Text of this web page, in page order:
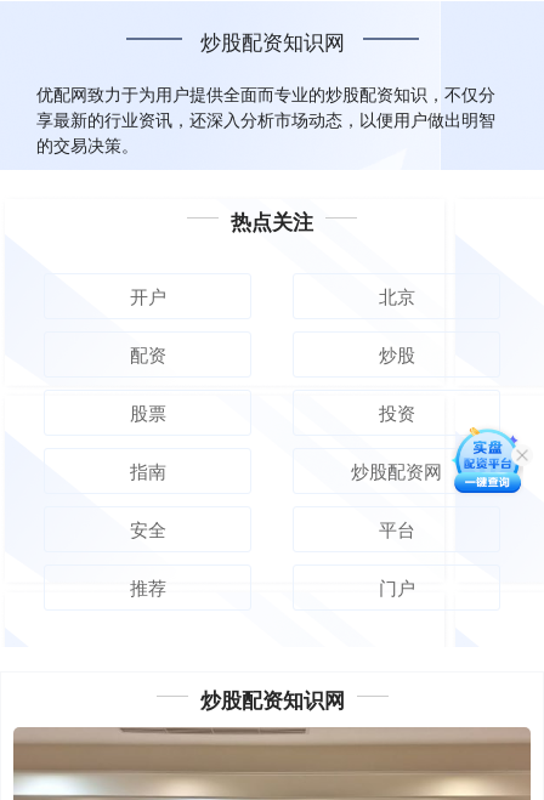
炒股配资知识网
优配网致力于为用户提供全面而专业的炒股配资知识，不仅分
享最新的行业资讯，还深入分析市场动态，以便用户做出明智
的交易决策。
热点关注
开户 北京
配资 炒股
股票 投资
指南 炒股配资网
安全 平台
推荐 门户
炒股配资知识网